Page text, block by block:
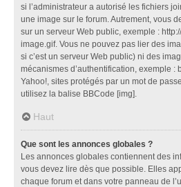
si l’administrateur a autorisé les fichiers
une image sur le forum. Autrement, vous
sur un serveur Web public, exemple :
image.gif. Vous ne pouvez pas lier des
si c’est un serveur Web public) ni des
mécanismes d’authentification, exemple :
Yahoo!, sites protégés par un mot de
utilisez la balise BBCode [img].
Haut
Que sont les annonces globales ?
Les annonces globales contiennent des
vous devez lire dès que possible. Elles
chaque forum et dans votre panneau de